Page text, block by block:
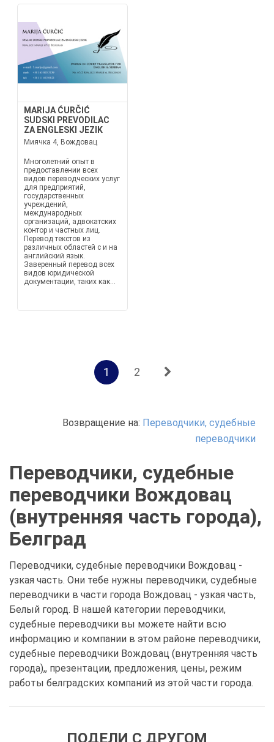
MARIJA ĆURČIĆ
SUDSKI PREVODILAC
ZA ENGLESKI JEZIK
Миячка 4, Вождовац
Многолетний опыт в
предоставлении всех
видов переводческих услуг
для предприятий,
государственных
учреждений,
международных
организаций, адвокатских
контор и частных лиц.
Перевод текстов из
различных областей с и на
английский язык.
Заверенный перевод всех
видов юридической
документации, таких как...
1 2
Возвращение на: Переводчики, судебные
переводчики
Переводчики, судебные
переводчики Вождовац
(внутренняя часть города),
Белград
Переводчики, судебные переводчики Вождовац -
узкая часть. Они тебе нужны переводчики, судебные
переводчики в части города Вождовац - узкая часть,
Белый город. В нашей категории переводчики,
судебные переводчики вы можете найти всю
информацию и компании в этом районе переводчики,
судебные переводчики Вождовац (внутренняя часть
города),, презентации, предложения, цены, режим
работы белградских компаний из этой части города.
ПОДЕЛИ С ДРУГОМ